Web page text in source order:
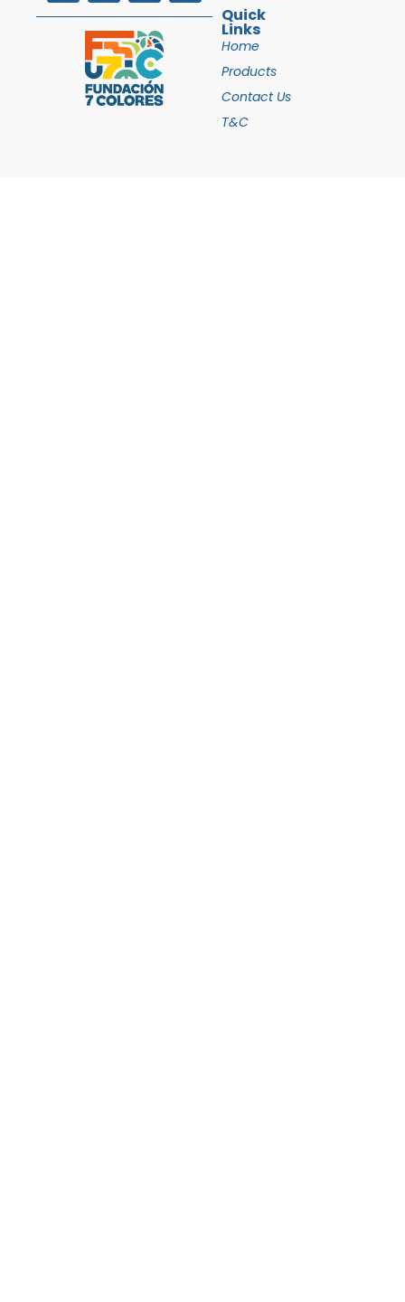
Quick
Links
Home
Products
Contact Us
T&C